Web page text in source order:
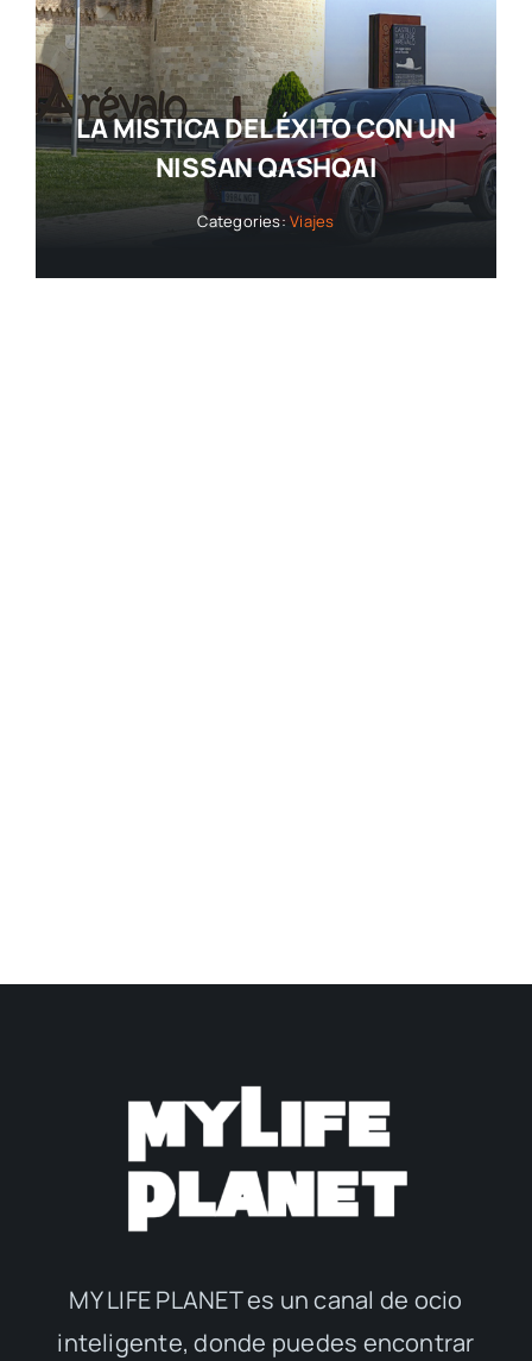
LA MISTICA DEL ÉXITO CON UN
NISSAN QASHQAI
Categories:Viajes
MY LIFE PLANET es un canal de ocio
inteligente, donde puedes encontrar